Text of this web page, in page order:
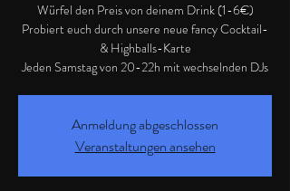
Würfel den Preis von deinem Drink (1-6€)
Probiert euch durch unsere neue fancy Cocktail-
& Highballs-Karte
Jeden Samstag von 20-22h mit wechselnden DJs
Anmeldung abgeschlossen
Veranstaltungen ansehen